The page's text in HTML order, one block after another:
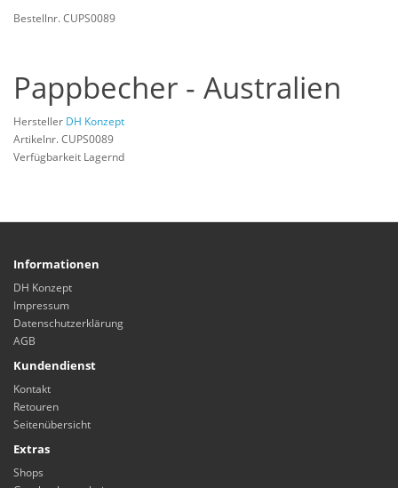
Bestellnr. CUPS0089
Pappbecher - Australien
Hersteller DH Konzept
Artikelnr. CUPS0089
Verfügbarkeit Lagernd
Informationen
DH Konzept
Impressum
Datenschutzerklärung
AGB
Kundendienst
Kontakt
Retouren
Seitenübersicht
Extras
Shops